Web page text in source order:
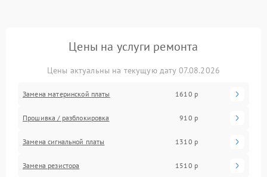
Цены на услуги ремонта
Цены актуальны на текущую дату 07.08.2026
Замена материнской платы 1610 р
Прошивка / разблокировка 910 р
Замена сигнальной платы 1310 р
Замена резистора 1510 р